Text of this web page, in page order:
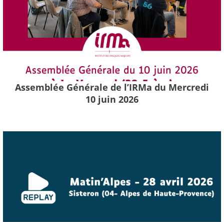
Assemblée Générale de l’IRMa du Mercredi
10 juin 2026